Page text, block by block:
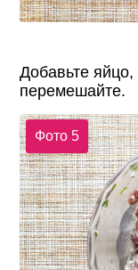
Добавьте
перемешайте.
Фото 5